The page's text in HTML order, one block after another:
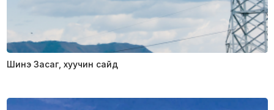
Шинэ Засаг, хуучин сайд